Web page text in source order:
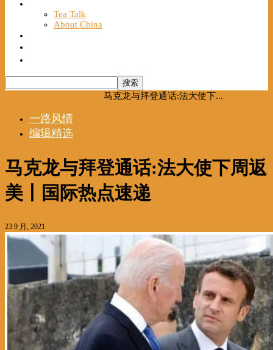
Tea Talk
About China
马克龙与拜登通话:法大使下...
一路风情
编辑精选
马克龙与拜登通话:法大使下周返
美丨国际热点速递
23 9 月, 2021